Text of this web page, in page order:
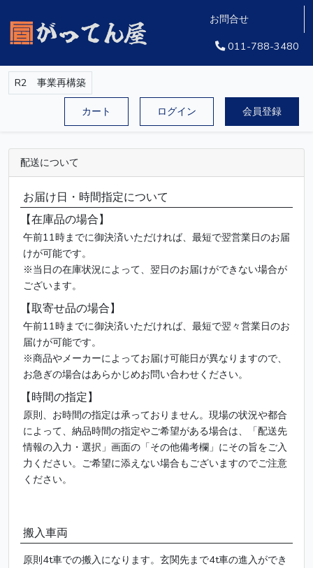
お問合せ
011-788-3480
R2 事業再構築
カート ログイン 会員登録
配送について
お届け日・時間指定について
【在庫品の場合】
午前11時までに御決済いただければ、最短で翌営業日のお届
けが可能です。
※当日の在庫状況によって、翌日のお届けができない場合が
ございます。
【取寄せ品の場合】
午前11時までに御決済いただければ、最短で翌々営業日のお
届けが可能です。
※商品やメーカーによってお届け可能日が異なりますので、
お急ぎの場合はあらかじめお問い合わせください。
【時間の指定】
原則、お時間の指定は承っておりません。現場の状況や都合
によって、納品時間の指定やご希望がある場合は、「配送先
情報の入力・選択」画面の「その他備考欄」にその旨をご入
力ください。ご希望に添えない場合もございますのでご注意
ください。
搬入車両
原則4t車での搬入になります。玄関先まで4t車の進入ができ